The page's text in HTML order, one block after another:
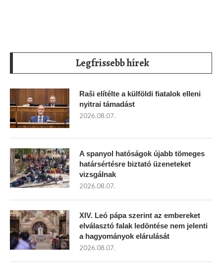
Legfrissebb hírek
Raši elítélte a külföldi fiatalok elleni
nyitrai támadást
2026.08.07.
A spanyol hatóságok újabb tömeges
határsértésre biztató üzeneteket
vizsgálnak
2026.08.07.
XIV. Leó pápa szerint az embereket
elválasztó falak ledöntése nem jelenti
a hagyományok elárulását
2026.08.07.